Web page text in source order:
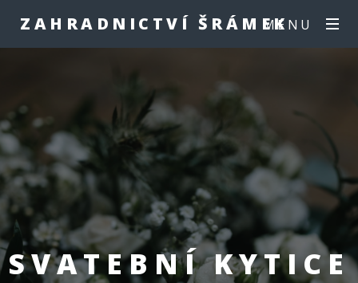
ZAHRADNICTVÍ ŠRÁMEKMENU
SVATEBNÍ KYTICE